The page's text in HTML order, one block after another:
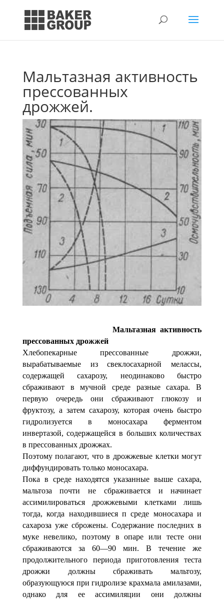
Мальтазная активность
прессованных
дрожжей.
Мальтазная активность
прессованных дрожжей
Хлебопекарные прессованные дрожжи,
вырабатываемые из свеклосахарной мелассы,
содержащей сахарозу, неодинаково быстро
сбраживают в мучной среде разные сахара. В
первую очередь они сбраживают глюкозу и
фруктозу, а затем сахарозу, которая очень быстро
гидролизуется в моносахара ферментом
инвертазой, содержащейся в больших количествах
в прессованных дрожжах.
Поэтому полагают, что в дрожжевые клетки могут
диффундировать только моносахара.
Пока в среде находятся указанные выше сахара,
мальтоза почти не сбраживается и начинает
ассимилироваться дрожжевыми клетками лишь
тогда, когда находившиеся п среде моносахара и
сахароза уже сброжены. Содержание последних в
муке невелико, поэтому в опаре или тесте они
сбраживаются за 60—90 мин. В течение же
продолжительного периода приготовления теста
дрожжи должны сбраживать мальтозу,
образующуюся при гидролизе крахмала амилазами,
однако для ее ассимиляции они должны